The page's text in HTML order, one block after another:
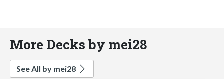
More Decks by mei28
See All by mei28